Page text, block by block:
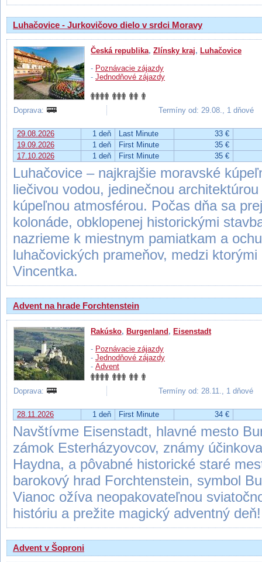
Luhačovice - Jurkovičovo dielo v srdci Moravy
Česká republika, Zlínsky kraj, Luhačovice
- Poznávacie zájazdy
- Jednodňové zájazdy
Doprava: Termíny od: 29.08., 1 dňové
29.08.2026 1 deň Last Minute
33 €
19.09.2026
1 deň First Minute
35 €
17.10.2026
1 deň First Minute 35 €
Luhačovice – najkrajšie moravské
liečivou vodou, jedinečnou
kúpeľnou atmosférou. Počas dňa sa
kolonáde, obklopenej historickými
nazrieme k miestnym pamiatkam a
luhačovických prameňov, medzi
Vincentka.
Advent na hrade Forchtenstein
Rakúsko, Burgenland , Eisenstadt
- Poznávacie zájazdy
- Jednodňové zájazdy
- Advent
Doprava: Termíny od: 28.11., 1 dňové
28.11.2026 1 deň First Minute 34 €
Navštívme Eisenstadt, hlavné mesto
zámok Esterházyovcov, známy
Haydna, a pôvabné historické staré
barokový hrad Forchtenstein, symbol
Vianoc ožíva neopakovateľnou
históriu a prežite magický adventný deň!
Advent v Šoproni